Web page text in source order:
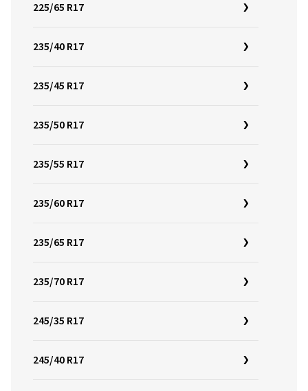
225/65 R17
235/40 R17
235/45 R17
235/50 R17
235/55 R17
235/60 R17
235/65 R17
235/70 R17
245/35 R17
245/40 R17